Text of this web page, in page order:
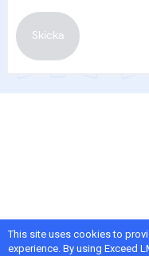
This site uses cookies to
experience. By using Exceed
Skicka